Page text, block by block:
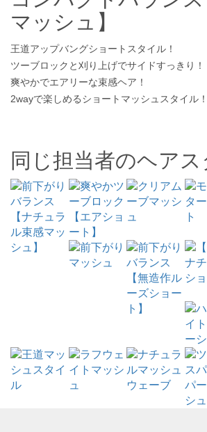
マッシュ】
王道アップバングショートスタイル！
ツーブロックと刈り上げでサイドすっきり！
爽やかでエアリーな束感ヘア！
2wayで楽しめるショートマッシュスタイル！
同じ担当者のヘア